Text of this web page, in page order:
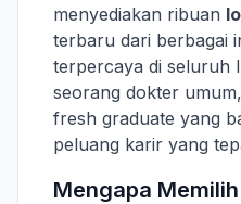
menyediakan ribuan
terbaru dari berbagai
terpercaya di seluruh
seorang dokter
fresh graduate yang
peluang karir yang
Mengapa